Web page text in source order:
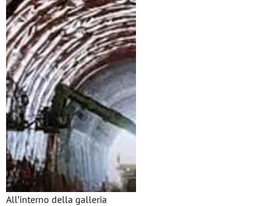
All’interno della galleria